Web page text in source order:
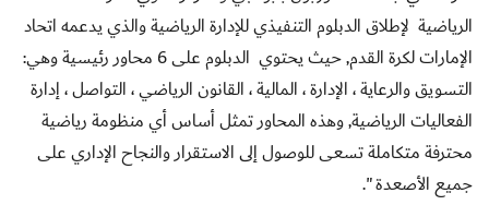
الرياضية لإطلاق الدبلوم التنفيذي للإدارة الرياضية والذي يدعمه اتحاد
الإمارات لكرة القدم, حيث يحتوي الدبلوم على 6 محاور رئيسية وهي:
التسويق والرعاية ، الإدارة ، المالية ، القانون الرياضي ، التواصل ، إدارة
الفعاليات الرياضية, وهذه المحاور تمثل أساس أي منظومة رياضية
محترفة متكاملة تسعى للوصول إلى الاستقرار والنجاح الإداري على
جميع الأصعدة ".